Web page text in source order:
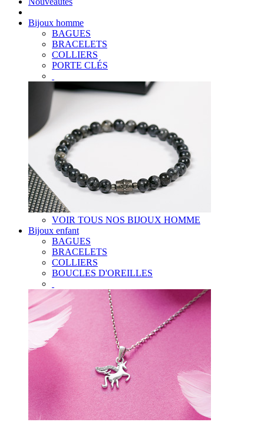
Bijoux homme
BAGUES
BRACELETS
COLLIERS
PORTE CLÉS
VOIR TOUS NOS BIJOUX HOMME
Bijoux enfant
BAGUES
BRACELETS
COLLIERS
BOUCLES D'OREILLES